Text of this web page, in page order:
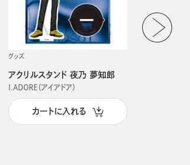
グッズ
アクリルスタンド 夜乃 夢知郎
I.ADORE（アイアドア）
カートに入れる